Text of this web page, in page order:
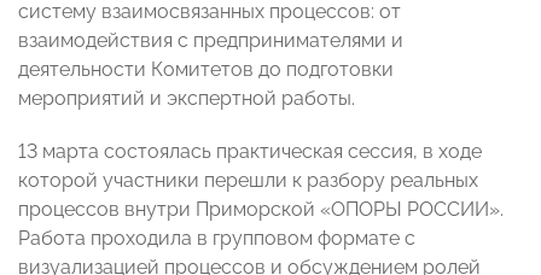
систему взаимосвязанных процессов: от
взаимодействия с предпринимателями и
деятельности Комитетов до подготовки
мероприятий и экспертной работы.
13 марта состоялась практическая сессия, в ходе
которой участники перешли к разбору реальных
процессов внутри Приморской «ОПОРЫ РОССИИ».
Работа проходила в групповом формате с
визуализацией процессов и обсуждением ролей